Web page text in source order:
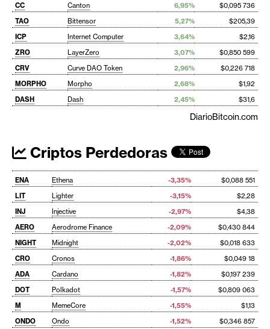
CC
Canton 6,95%
$0,095 736
TAO
Bittensor 5,27%
$205,39
ICP
Internet Computer 3,64%
$2,16
ZRO
LayerZero 3,07%
$0,850 599
CRV
Curve DAO Token 2,96%
$0,226 718
MORPHO
Morpho 2,68%
$1,92
DASH
Dash 2,45% $31,6
DiarioBitcoin.com
Criptos Perdedoras
ENA Ethena -3,35%
$0,088 551
LIT
Lighter -3,15%
$2,28
INJ
Injective -2,97%
$4,38
AERO
Aerodrome Finance -2,09%
$0,430 844
NIGHT
Midnight -2,02%
$0,018 633
CRO
Cronos -1,86%
$0,049 18
ADA
Cardano -1,82%
$0,197 239
DOT
Polkadot -1,57%
$0,809 063
M
MemeCore -1,55%
$1,13
ONDO
Ondo -1,52% $0,346 857